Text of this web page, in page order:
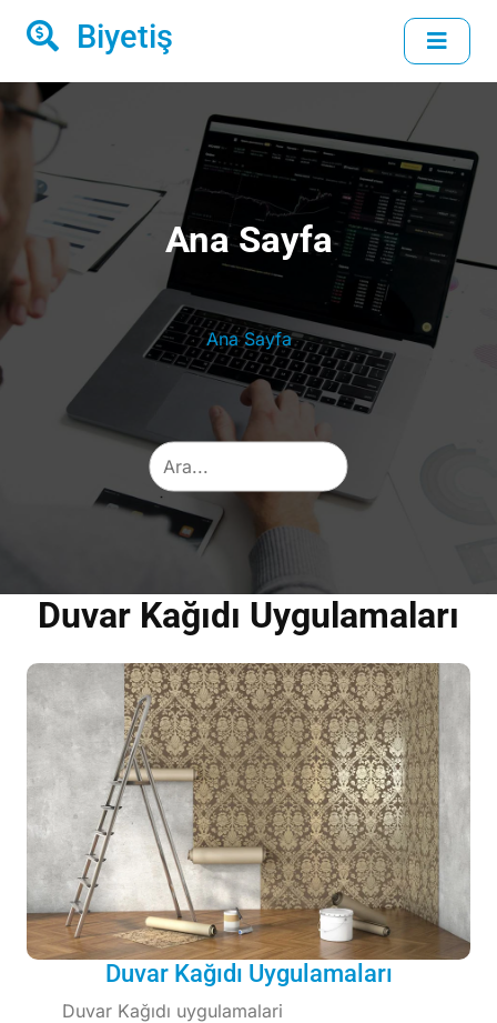
Biyetiş
Ana Sayfa
Ana Sayfa
Duvar Kağıdı Uygulamaları
Duvar Kağıdı Uygulamaları
Duvar Kağıdı uygulamalari